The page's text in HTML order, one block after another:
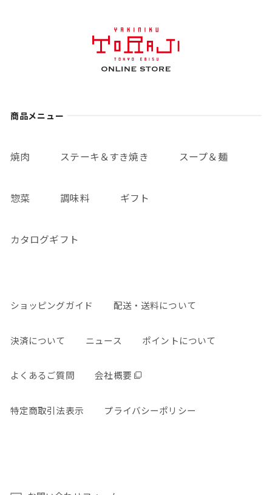
商品メニュー
焼肉 ステーキ＆すき焼き スープ＆麺
惣菜 調味料 ギフト
カタログギフト
ショッピングガイド 配送・送料について
決済について ニュース ポイントについて
よくあるご質問 会社概要
特定商取引法表示 プライバシーポリシー